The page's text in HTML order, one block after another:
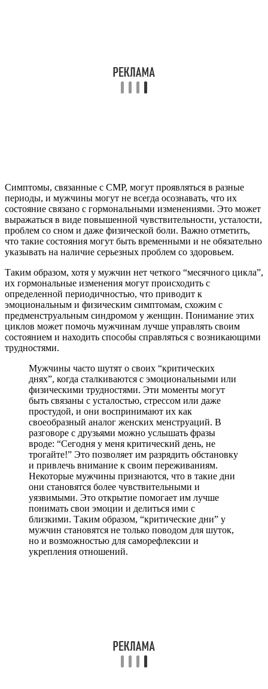
Симптомы, связанные с СМР, могут проявляться в разные
периоды, и мужчины могут не всегда осознавать, что их
состояние связано с гормональными изменениями. Это может
выражаться в виде повышенной чувствительности, усталости,
проблем со сном и даже физической боли. Важно отметить,
что такие состояния могут быть временными и не обязательно
указывать на наличие серьезных проблем со здоровьем.
Таким образом, хотя у мужчин нет четкого “месячного цикла”,
их гормональные изменения могут происходить с
определенной периодичностью, что приводит к
эмоциональным и физическим симптомам, схожим с
предменструальным синдромом у женщин. Понимание этих
циклов может помочь мужчинам лучше управлять своим
состоянием и находить способы справляться с возникающими
трудностями.
Мужчины часто шутят о своих “критических
днях”, когда сталкиваются с эмоциональными или
физическими трудностями. Эти моменты могут
быть связаны с усталостью, стрессом или даже
простудой, и они воспринимают их как
своеобразный аналог женских менструаций. В
разговоре с друзьями можно услышать фразы
вроде: “Сегодня у меня критический день, не
трогайте!” Это позволяет им разрядить обстановку
и привлечь внимание к своим переживаниям.
Некоторые мужчины признаются, что в такие дни
они становятся более чувствительными и
уязвимыми. Это открытие помогает им лучше
понимать свои эмоции и делиться ими с
близкими. Таким образом, “критические дни” у
мужчин становятся не только поводом для шуток,
но и возможностью для саморефлексии и
укрепления отношений.